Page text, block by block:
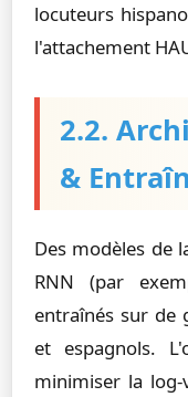
locuteurs
l'attachement
2.2.
&
Des modèles de
RNN (par
entraînés sur de
et espagnols.
minimiser la